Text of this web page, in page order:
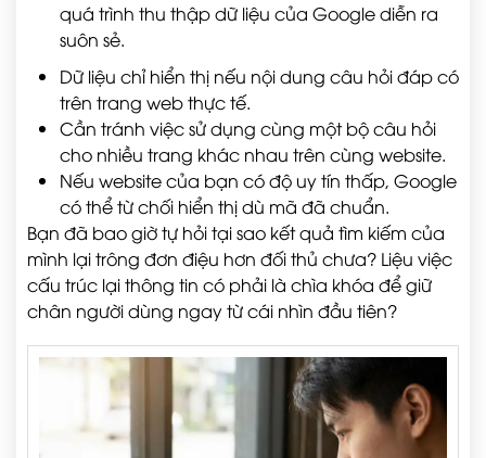
quá trình thu thập dữ liệu của Google diễn ra
suôn sẻ.
Dữ liệu chỉ hiển thị nếu nội dung câu hỏi đáp có
trên trang web thực tế.
Cần tránh việc sử dụng cùng một bộ câu hỏi
cho nhiều trang khác nhau trên cùng website.
Nếu website của bạn có độ uy tín thấp, Google
có thể từ chối hiển thị dù mã đã chuẩn.
Bạn đã bao giờ tự hỏi tại sao kết quả tìm kiếm của
mình lại trông đơn điệu hơn đối thủ chưa? Liệu việc
cấu trúc lại thông tin có phải là chìa khóa để giữ
chân người dùng ngay từ cái nhìn đầu tiên?